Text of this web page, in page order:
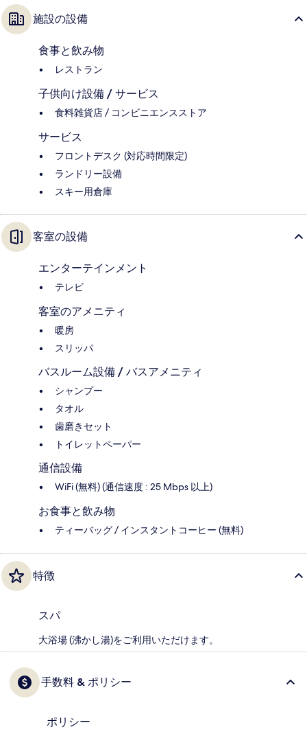
施設の設備
食事と飲み物
レストラン
子供向け設備 / サービス
食料雑貨店 / コンビニエンスストア
サービス
フロントデスク (対応時間限定)
ランドリー設備
スキー用倉庫
客室の設備
エンターテインメント
テレビ
客室のアメニティ
暖房
スリッパ
バスルーム設備 / バスアメニティ
シャンプー
タオル
歯磨きセット
トイレットペーパー
通信設備
WiFi (無料) (通信速度 : 25 Mbps 以上)
お食事と飲み物
ティーバッグ / インスタントコーヒー (無料)
特徴
スパ
大浴場 (沸かし湯)をご利用いただけます。
手数料 & ポリシー
ポリシー